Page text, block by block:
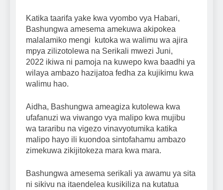
Katika taarifa yake kwa vyombo vya Habari,
Bashungwa amesema amekuwa akipokea
malalamiko mengi kutoka wa walimu wa ajira
mpya zilizotolewa na Serikali mwezi Juni,
2022 ikiwa ni pamoja na kuwepo kwa baadhi ya
wilaya ambazo hazijatoa fedha za kujikimu kwa
walimu hao.
Aidha, Bashungwa ameagiza kutolewa kwa
ufafanuzi wa viwango vya malipo kwa mujibu
wa tararibu na vigezo vinavyotumika katika
malipo hayo ili kuondoa sintofahamu ambazo
zimekuwa zikijitokeza mara kwa mara.
Bashungwa amesema serikali ya awamu ya sita
ni sikivu na itaendelea kusikiliza na kutatua